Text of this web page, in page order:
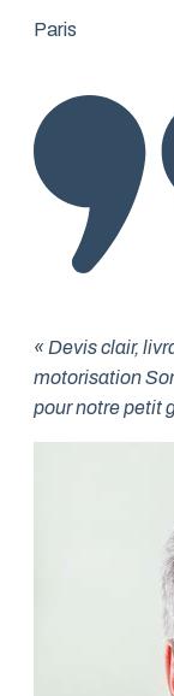
Paris
« Devis clair,
motorisation
pour notre petit